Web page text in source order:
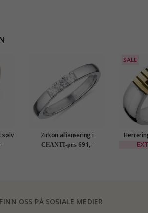
sølv
Zirkon alliansering i
rodinert sølv
CHANTI-pris 691,-
SALE
FINN OSS PÅ SOSIALE MEDIER